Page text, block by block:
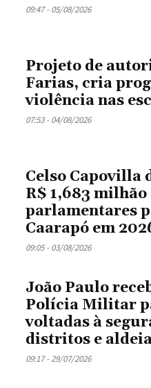
09:47 - 05/08/2026
Projeto de
Farias, cria
violência nas
07:53 - 04/08/2026
Celso Capovilla
R$ 1,683 milhão
parlamentares
Caarapó em
09:05 - 03/08/2026
João Paulo
Polícia Militar
voltadas à
distritos e
09:17 - 29/07/2026